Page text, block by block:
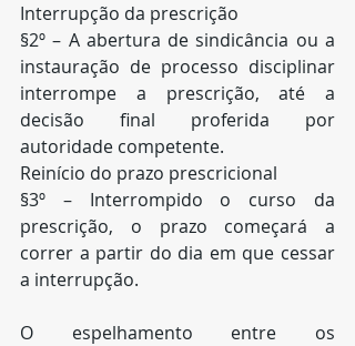
Interrupção da prescrição
§2º – A abertura de sindicância ou a
instauração de processo disciplinar
interrompe a prescrição, até a
decisão final proferida por
autoridade competente.
Reinício do prazo prescricional
§3º – Interrompido o curso da
prescrição, o prazo começará a
correr a partir do dia em que cessar
a interrupção.
O espelhamento entre os